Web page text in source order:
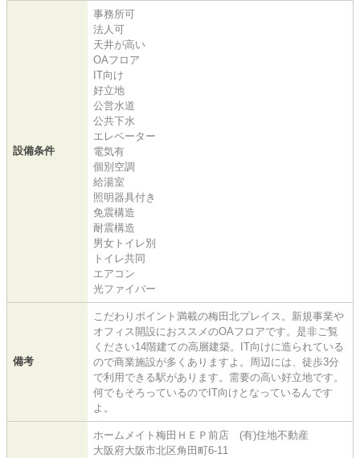
設備条件
事務所可
法人可
天井が高い
OAフロア
IT向け
好立地
公営水道
公共下水
エレベーター
電気有
個別空調
給湯室
照明器具付き
免震構造
耐震構造
男女トイレ別
トイレ共同
エアコン
光ファイバー
備考
こだわりポイント満載の梅田北プレイス。新規事業や
オフィス開設におススメのOAフロアです。是非ご覧
ください14階建ての高層建築。IT向けに造られている
ので商業施設が多くありますよ。周辺には、徒歩3分
で利用できる駅があります。需要の高い好立地です。
何でもそろっているのでIT向けとなっているんです
よ。
ホームメイト梅田ＨＥＰ前店 (有)住地不動産
大阪府大阪市北区角田町6-11